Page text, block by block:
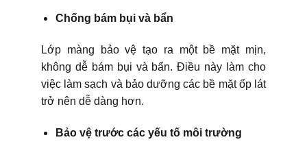
Chống bám bụi và bẩn
Lớp màng bảo vệ tạo ra một bề mặt mịn,
không dễ bám bụi và bẩn. Điều này làm cho
việc làm sạch và bảo dưỡng các bề mặt ốp lát
trở nên dễ dàng hơn.
Bảo vệ trước các yếu tố môi trường